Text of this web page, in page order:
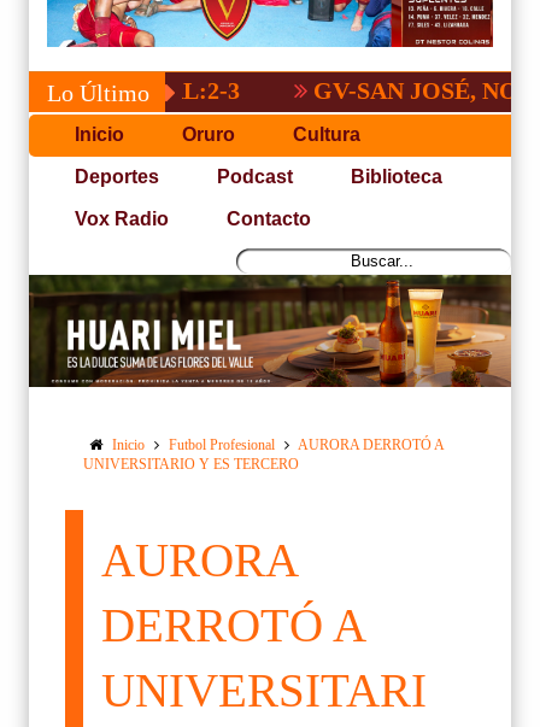
Lo Último GV-SAN JOSÉ, NO PUDO
Inicio Oruro Cultura
Deportes Podcast Biblioteca
Vox Radio Contacto
Inicio Futbol Profesional
AURORA DERROTÓ A
UNIVERSITARIO Y ES TERCERO
AURORA
DERROTÓ A
UNIVERSITARI